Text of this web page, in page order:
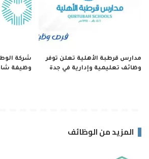
مدارس قرطبة الأهلية تعلن توفر
وظائف تعليمية وإدارية في جدة
شركة
وظيفة
المزيد من الوظائف